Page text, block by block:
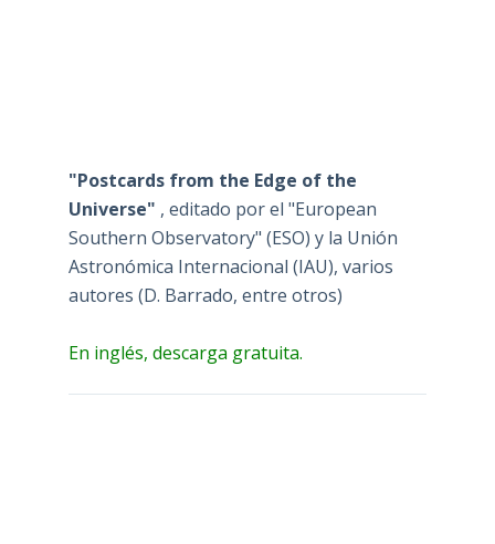
"Postcards from the Edge of the
Universe" , editado por el "European
Southern Observatory" (ESO) y la Unión
Astronómica Internacional (IAU), varios
autores (D. Barrado, entre otros)
En inglés, descarga gratuita.